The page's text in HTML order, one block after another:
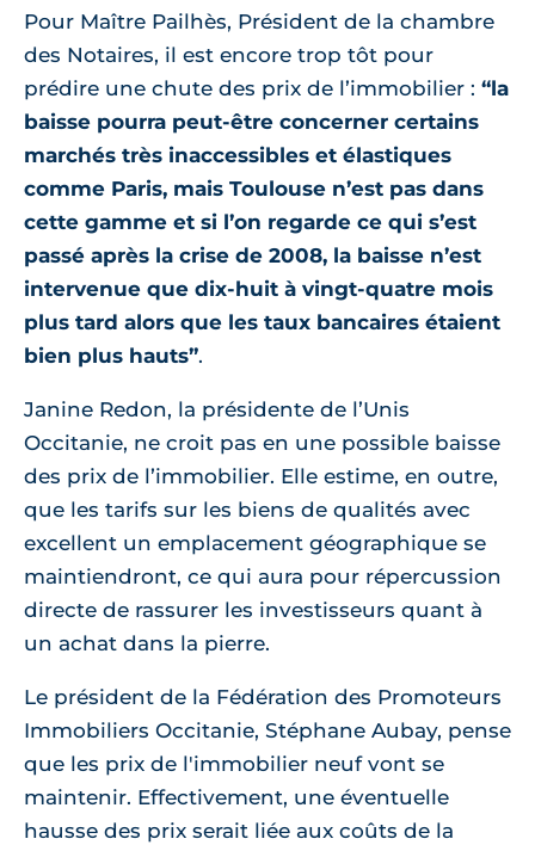
Pour Maître Pailhès, Président de la chambre
des Notaires, il est encore trop tôt pour
prédire une chute des prix de l’immobilier : “la
baisse pourra peut-être concerner certains
marchés très inaccessibles et élastiques
comme Paris, mais Toulouse n’est pas dans
cette gamme et si l’on regarde ce qui s’est
passé après la crise de 2008, la baisse n’est
intervenue que dix-huit à vingt-quatre mois
plus tard alors que les taux bancaires étaient
bien plus hauts”.
Janine Redon, la présidente de l’Unis
Occitanie, ne croit pas en une possible baisse
des prix de l’immobilier. Elle estime, en outre,
que les tarifs sur les biens de qualités avec
excellent un emplacement géographique se
maintiendront, ce qui aura pour répercussion
directe de rassurer les investisseurs quant à
un achat dans la pierre.
Le président de la Fédération des Promoteurs
Immobiliers Occitanie, Stéphane Aubay, pense
que les prix de l'immobilier neuf vont se
maintenir. Effectivement, une éventuelle
hausse des prix serait liée aux coûts de la